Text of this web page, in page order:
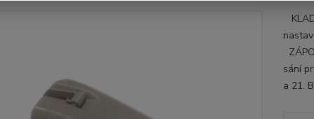
sání
a 21.